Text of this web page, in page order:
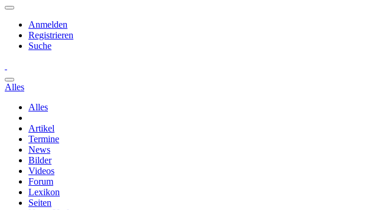
Anmelden
Registrieren
Suche
Alles
Alles
Artikel
Termine
News
Bilder
Videos
Forum
Lexikon
Seiten